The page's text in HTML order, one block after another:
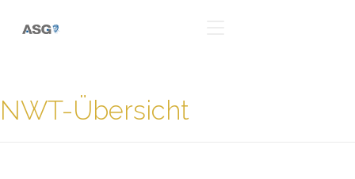
NWT-Übersicht